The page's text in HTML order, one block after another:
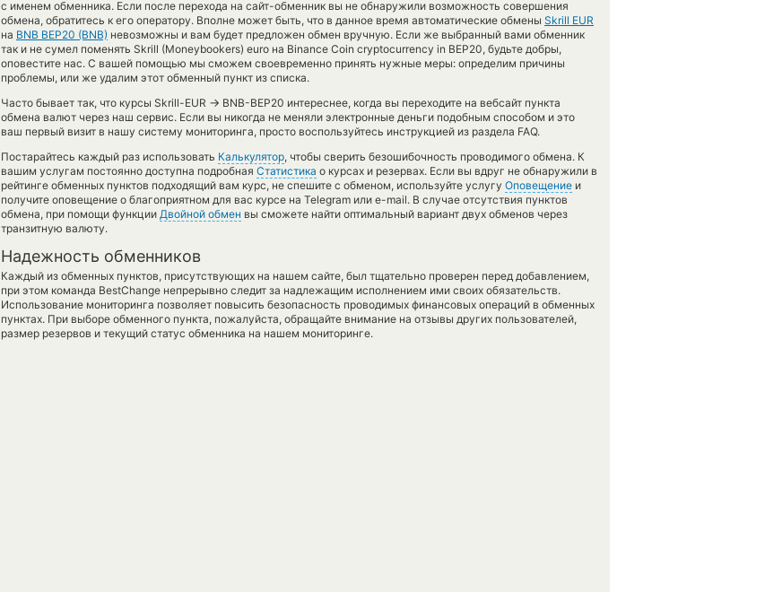
с именем обменника. Если после перехода на сайт-обменник вы не обнаружили возможность совершения
обмена, обратитесь к его оператору. Вполне может быть, что в данное время автоматические обмены Skrill EUR
на BNB BEP20 (BNB) невозможны и вам будет предложен обмен вручную. Если же выбранный вами обменник
так и не сумел поменять Skrill (Moneybookers) euro на Binance Coin cryptocurrency in BEP20, будьте добры,
оповестите нас. С вашей помощью мы сможем своевременно принять нужные меры: определим причины
проблемы, или же удалим этот обменный пункт из списка.
Часто бывает так, что курсы Skrill-EUR → BNB-BEP20 интереснее, когда вы переходите на вебсайт пункта
обмена валют через наш сервис. Если вы никогда не меняли электронные деньги подобным способом и это
ваш первый визит в нашу систему мониторинга, просто воспользуйтесь инструкцией из раздела FAQ.
Постарайтесь каждый раз использовать Калькулятор, чтобы сверить безошибочность проводимого обмена. К
вашим услугам постоянно доступна подробная Статистика о курсах и резервах. Если вы вдруг не обнаружили в
рейтинге обменных пунктов подходящий вам курс, не спешите с обменом, используйте услугу Оповещение и
получите оповещение о благоприятном для вас курсе на Telegram или e-mail. В случае отсутствия пунктов
обмена, при помощи функции Двойной обмен вы сможете найти оптимальный вариант двух обменов через
транзитную валюту.
Надежность обменников
Каждый из обменных пунктов, присутствующих на нашем сайте, был тщательно проверен перед добавлением,
при этом команда BestChange непрерывно следит за надлежащим исполнением ими своих обязательств.
Использование мониторинга позволяет повысить безопасность проводимых финансовых операций в обменных
пунктах. При выборе обменного пункта, пожалуйста, обращайте внимание на отзывы других пользователей,
размер резервов и текущий статус обменника на нашем мониторинге.